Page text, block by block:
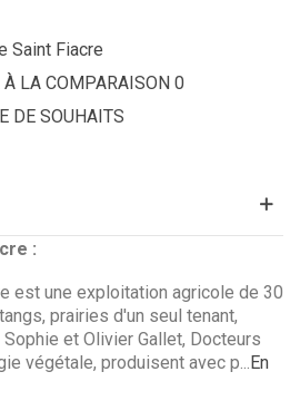
Saint Fiacre
À LA COMPARAISON 0
DE SOUHAITS
:
est une exploitation agricole de 30
prairies d'un seul tenant,
Sophie et Olivier Gallet, Docteurs
végétale, produisent avec p... En